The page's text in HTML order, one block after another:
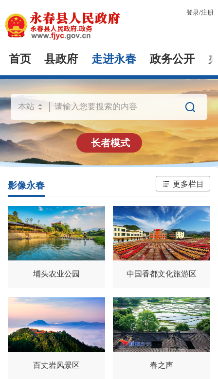
登录/注册
首页 县政府 走进永春 政务公开

长者模式
影像永春 更多栏目
埔头农业公园 中国香都文化旅游区
百丈岩风景区 春之声